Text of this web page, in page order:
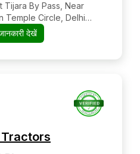
Tijara By Pass, Near
Temple Circle, Delhi
देखें